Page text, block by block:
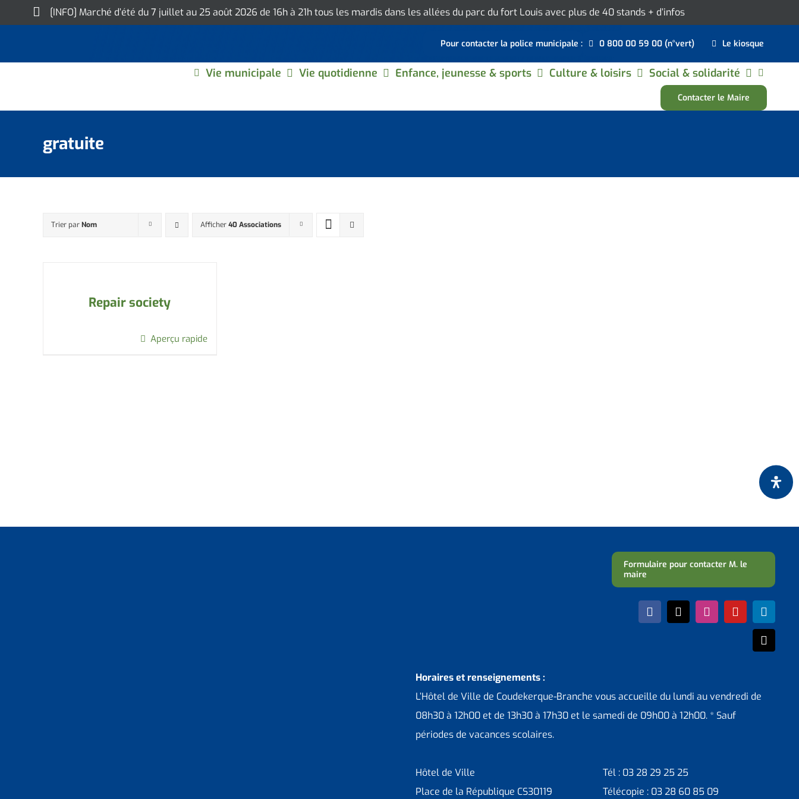
to
[INFO] Marché d’été du 7 juillet au 25 août 2026 de 16h à 21h tous les mardis dans les allées du parc du fort Louis avec plus de 40 stands + d’infos
Pour contacter la police municipale : 0 800 00 59 00 (n°vert) Le kiosque
Vie municipale Vie quotidienne Enfance, jeunesse & sports Culture & loisirs Social & solidarité
Contacter le Maire
gratuite
Trier parNom Afficher40 Associations
Repair society
Aperçu rapide
Formulaire pour contacter M. le
maire
Horaires et renseignements :
L’Hôtel de Ville de Coudekerque-Branche vous accueille du lundi au vendredi de
08h30 à 12h00 et de 13h30 à 17h30 et le samedi de 09h00 à 12h00. * Sauf
périodes de vacances scolaires.
Hôtel de Ville
Place de la République CS30119
Tél : 03 28 29 25 25
Télécopie : 03 28 60 85 09